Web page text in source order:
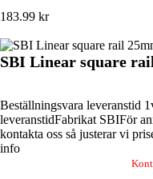
183.99 kr
SBI Linear square
Beställningsvara leveranstid
leveranstidFabrikat SBIFör
kontakta oss så justerar vi
info